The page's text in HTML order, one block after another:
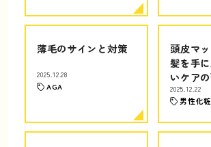
薄毛のサインと対策
2025.12.28
AGA
頭皮マ
髪を手
いケア
2025.12.22
男性化